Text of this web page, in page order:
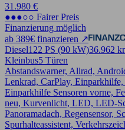
31.980 €
●●●○○ Fairer Preis
Finanzierung möglich
ab 389€ finanzieren ↗
Diesel122 PS (90 kW)36.962
Kleinbus5 Türen
Abstandswarner, Allrad,
Lenkrad, CarPlay,
Einparkhilfe Sensoren vorne,
neu, Kurvenlicht, LED, LED-
Panoramadach, Regensensor,
Spurhalteassistent,